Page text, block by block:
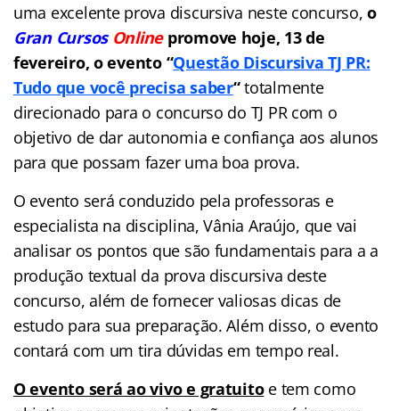
uma excelente prova discursiva neste concurso,o
Gran Cursos Onlinepromove hoje, 13 de
fevereiro, o evento “Questão Discursiva TJ PR:
Tudo que você precisa saber“totalmente
direcionado para o concurso do TJ PR com o
objetivo de dar autonomia e confiança aos alunos
para que possam fazer uma boa prova.
O evento será conduzido pela professoras e
especialista na disciplina, Vânia Araújo, que vai
analisar os pontos que são fundamentais para a a
produção textual da prova discursiva deste
concurso, além de fornecer valiosas dicas de
estudo para sua preparação. Além disso, o evento
contará com um tira dúvidas em tempo real.
O evento será ao vivo e gratuito e tem como